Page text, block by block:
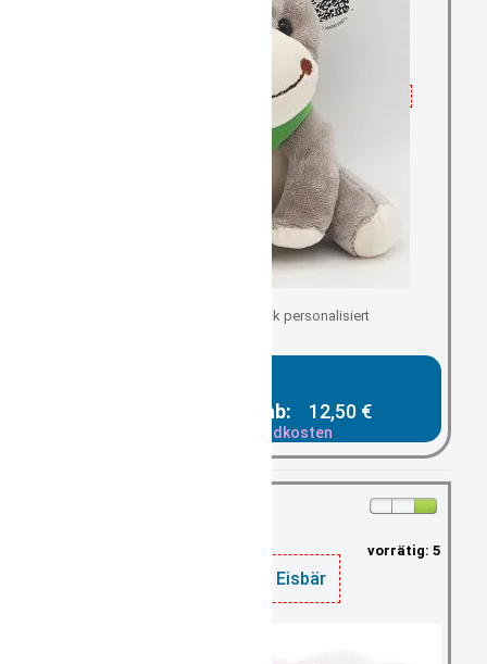
als Geburtsgeschenk personalisiert
Gesamtpreis ab: 12,50 €
zzgl. Versandkosten
vorrätig: 5
Plüschtier Eisbär